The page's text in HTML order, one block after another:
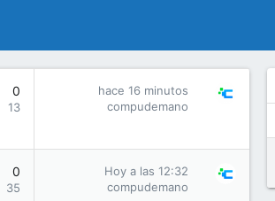
0
13
hace 16 minutos
compudemano
0
35
Hoy a las 12:32
compudemano